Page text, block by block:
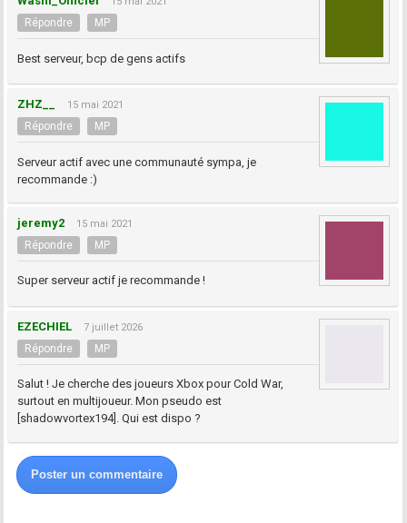
Répondre MP
Best serveur, bcp de gens actifs
ZHZ__ 15 mai 2021
Répondre MP
Serveur actif avec une communauté sympa, je
recommande :)
jeremy2 15 mai 2021
Répondre MP
Super serveur actif je recommande !
EZECHIEL 7 juillet 2026
Répondre MP
Salut ! Je cherche des joueurs Xbox pour Cold War,
surtout en multijoueur. Mon pseudo est
[shadowvortex194]. Qui est dispo ?
Poster un commentaire